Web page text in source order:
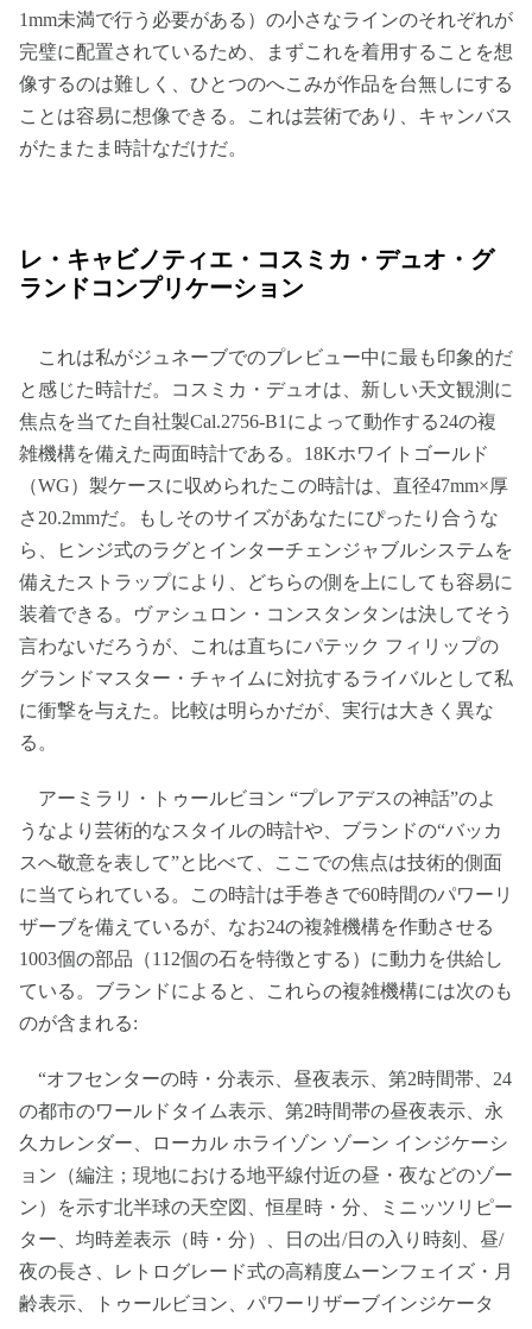
1mm未満で行う必要がある）の小さなラインのそれぞれが
完璧に配置されているため、まずこれを着用することを想
像するのは難しく、ひとつのへこみが作品を台無しにする
ことは容易に想像できる。これは芸術であり、キャンバス
がたまたま時計なだけだ。
レ・キャビノティエ・コスミカ・デュオ・グ
ランドコンプリケーション
これは私がジュネーブでのプレビュー中に最も印象的だ
と感じた時計だ。コスミカ・デュオは、新しい天文観測に
焦点を当てた自社製Cal.2756-B1によって動作する24の複
雑機構を備えた両面時計である。18Kホワイトゴールド
（WG）製ケースに収められたこの時計は、直径47mm×厚
さ20.2mmだ。もしそのサイズがあなたにぴったり合うな
ら、ヒンジ式のラグとインターチェンジャブルシステムを
備えたストラップにより、どちらの側を上にしても容易に
装着できる。ヴァシュロン・コンスタンタンは決してそう
言わないだろうが、これは直ちにパテック フィリップの
グランドマスター・チャイムに対抗するライバルとして私
に衝撃を与えた。比較は明らかだが、実行は大きく異な
る。
アーミラリ・トゥールビヨン “プレアデスの神話”のよ
うなより芸術的なスタイルの時計や、ブランドの“バッカ
スへ敬意を表して”と比べて、ここでの焦点は技術的側面
に当てられている。この時計は手巻きで60時間のパワーリ
ザーブを備えているが、なお24の複雑機構を作動させる
1003個の部品（112個の石を特徴とする）に動力を供給し
ている。ブランドによると、これらの複雑機構には次のも
のが含まれる:
“オフセンターの時・分表示、昼夜表示、第2時間帯、24
の都市のワールドタイム表示、第2時間帯の昼夜表示、永
久カレンダー、ローカル ホライゾン ゾーン インジケーシ
ョン（編注；現地における地平線付近の昼・夜などのゾー
ン）を示す北半球の天空図、恒星時・分、ミニッツリピー
ター、均時差表示（時・分）、日の出/日の入り時刻、昼/
夜の長さ、レトログレード式の高精度ムーンフェイズ・月
齢表示、トゥールビヨン、パワーリザーブインジケータ